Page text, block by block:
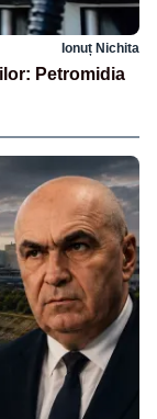
Ionuț Nichita
Petromidia